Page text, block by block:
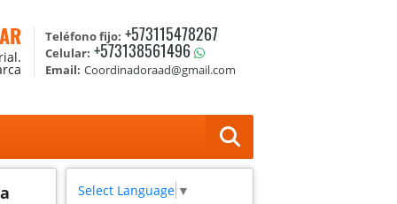
Teléfono fijo: +573115478267
Celular: +573138561496
Email: Coordinadoraad@gmail.com
Select Language ▼